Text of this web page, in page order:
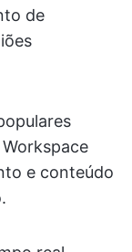
de
e conteúdo